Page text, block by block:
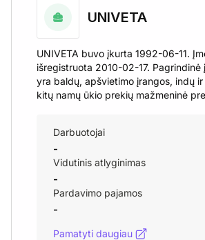
UNIVETA
UNIVETA buvo įkurta 1992-06-11.
išregistruota 2010-02-17. Pagrindinė
yra baldų, apšvietimo įrangos, indų
kitų namų ūkio prekių mažmeninė
Darbuotojai
-
Vidutinis atlyginimas
-
Pardavimo pajamos
-
Pamatyti daugiau